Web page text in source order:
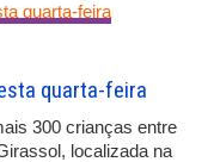
quarta-feira
300 crianças entre
localizada na